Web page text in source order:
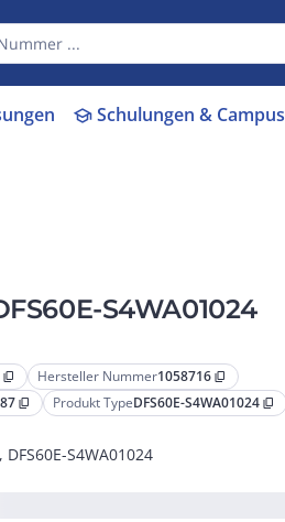
schoolSchulungen & Campus
S4WA01024
content_copy Hersteller Nummer1058716 content_copy
content_copy Produkt TypeDFS60E-S4WA01024 content_copy
S4WA01024